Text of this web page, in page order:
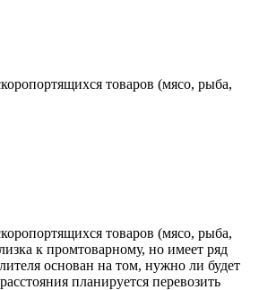
товаров (мясо, рыба,
товаров (мясо, рыба,
к промтоварному, но имеет ряд
основан на том, нужно ли будет
планируется перевозить